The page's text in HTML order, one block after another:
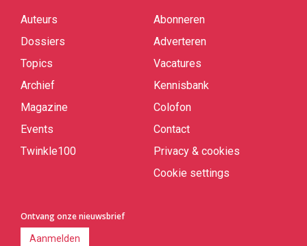
Quick
Auteurs
Dossiers
Topics
Archief
Magazine
Events
Twinkle100
Abonneren
Adverteren
Vacatures
Kennisbank
Colofon
Contact
Privacy & cookies
Cookie settings
Ontvang onze nieuwsbrief
Aanmelden